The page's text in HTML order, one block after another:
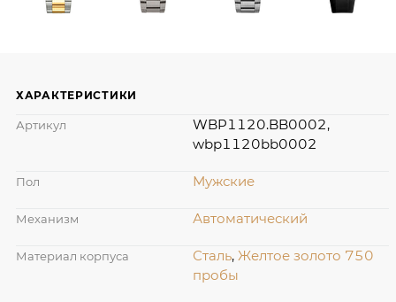
ХАРАКТЕРИСТИКИ
Артикул
WBP1120.BB0002,
wbp1120bb0002
Пол Мужские
Механизм Автоматический
Материал корпуса Сталь, Желтое золото 750
пробы